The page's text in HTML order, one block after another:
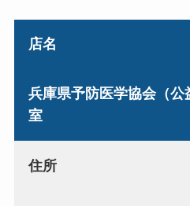
店名
兵庫県予防医学協会（公
室
住所